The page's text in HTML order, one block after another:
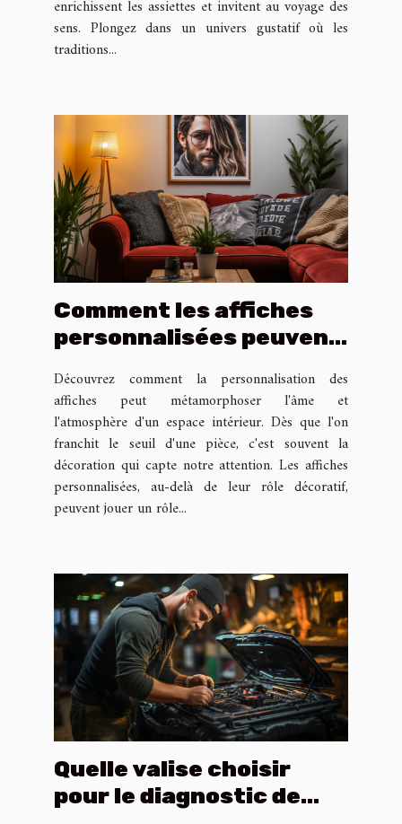
enrichissent les assiettes et invitent au voyage des
sens. Plongez dans un univers gustatif où les
traditions...
Comment les affiches
personnalisées peuvent
d'une pièce
Découvrez comment la personnalisation des
affiches peut métamorphoser l'âme et
l'atmosphère d'un espace intérieur. Dès que l'on
franchit le seuil d'une pièce, c'est souvent la
décoration qui capte notre attention. Les affiches
personnalisées, au-delà de leur rôle décoratif,
peuvent jouer un rôle...
Quelle valise choisir
pour le diagnostic de